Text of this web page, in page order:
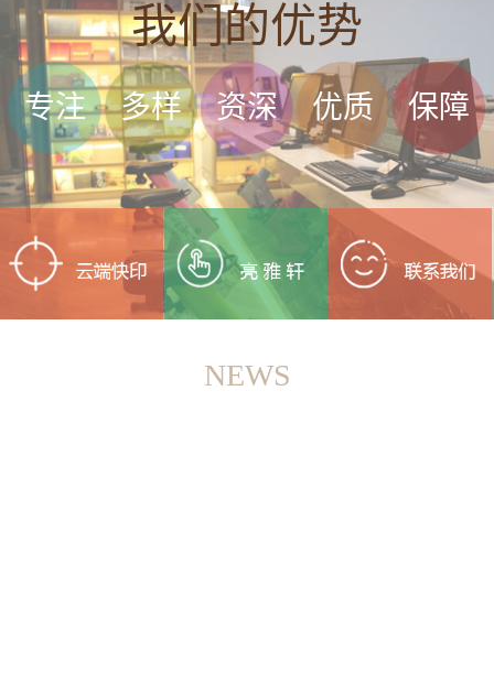
我们的优势
专注 多样 资深 优质 保障
NEWS